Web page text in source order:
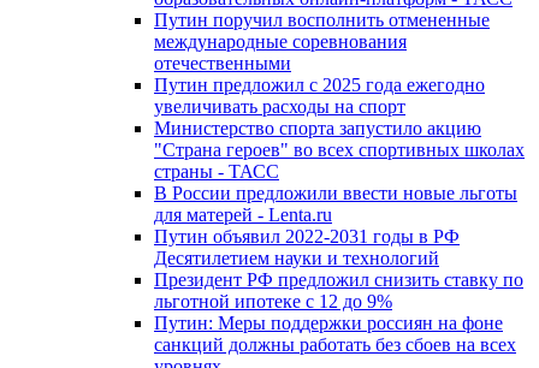
Путин поручил восполнить отмененные
международные соревнования
отечественными
Путин предложил с 2025 года ежегодно
увеличивать расходы на спорт
Министерство спорта запустило акцию
"Страна героев" во всех спортивных школах
страны - ТАСС
В России предложили ввести новые льготы
для матерей - Lenta.ru
Путин объявил 2022-2031 годы в РФ
Десятилетием науки и технологий
Президент РФ предложил снизить ставку по
льготной ипотеке с 12 до 9%
Путин: Меры поддержки россиян на фоне
санкций должны работать без сбоев на всех